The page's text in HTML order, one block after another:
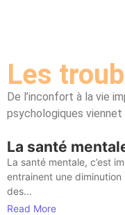
Les
De l’inconfort à la vie
psychologiques viennet
La santé
La santé mentale, c’est
entrainent une
des...
Read More